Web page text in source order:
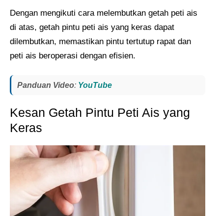
Dengan mengikuti cara melembutkan getah peti ais
di atas, getah pintu peti ais yang keras dapat
dilembutkan, memastikan pintu tertutup rapat dan
peti ais beroperasi dengan efisien.
Panduan Video: YouTube
Kesan Getah Pintu Peti Ais yang
Keras